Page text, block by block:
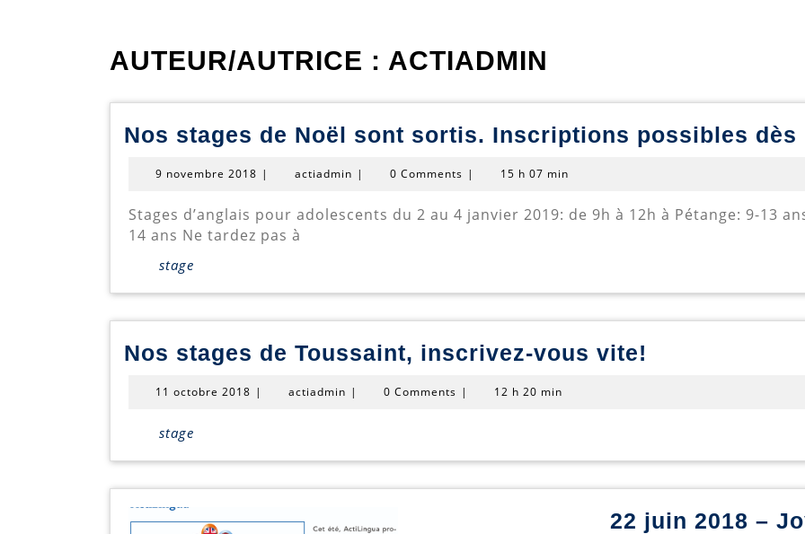
AUTEUR/AUTRICE : ACTIADMIN
Nos stages de Noël sont sortis. Inscriptions possibles dès
9 novembre 2018 | actiadmin actiadmin
| 0 Comments | 15 h 07 min
Stages d’anglais pour adolescents du 2 au 4 janvier 2019: de 9h à 12h à Pétange: 9-13 ans de 13h30 à 16h30 à Bigonville: 10-
14 ans Ne tardez pas à
stage
Nos stages de Toussaint, inscrivez-vous vite!
inscrivez-
vous
vite!
11 octobre 2018 11| actiadmin actiadmin
| 0 Comments | 12 h 20 min
stage
22 juin 2018 –